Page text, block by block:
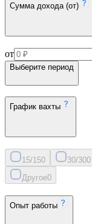
Сумма дохода (от)
от
Выберите период
График вахты
15/150 30/300
Другое0
Опыт работы